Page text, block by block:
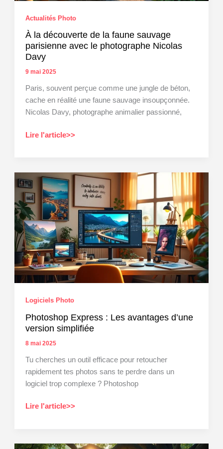
Actualités Photo
À la découverte de la faune sauvage
parisienne avec le photographe Nicolas
Davy
9 mai 2025
Paris, souvent perçue comme une jungle de béton,
cache en réalité une faune sauvage insoupçonnée.
Nicolas Davy, photographe animalier passionné,
À
la
faune
sauvage
parisienne
avec
le
photographe
Nicolas
Davy
Lire l'article>>
Logiciels Photo
Photoshop Express : Les avantages d’une
version simplifiée
8 mai 2025
Tu cherches un outil efficace pour retoucher
rapidement tes photos sans te perdre dans un
logiciel trop complexe ? Photoshop
Photoshop
Les
Lire l'article>>